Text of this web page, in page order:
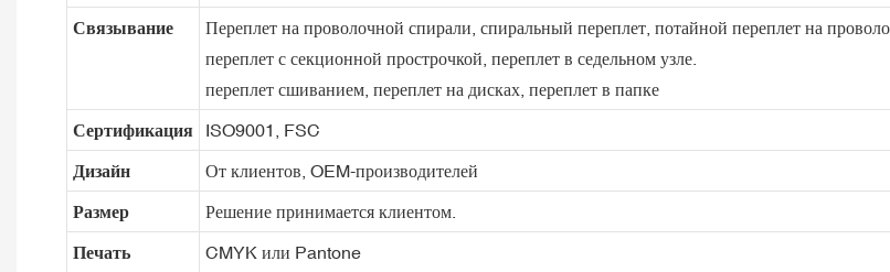
Связывание
Переплет на проволочной спирали, спиральный переплет, потайной переплет на
переплет с секционной прострочкой, переплет в седельном узле.
переплет сшиванием, переплет на дисках, переплет в папке
Сертификация ISO9001, FSC
Дизайн От клиентов, OEM-производителей
Размер Решение принимается клиентом.
Печать CMYK или Pantone